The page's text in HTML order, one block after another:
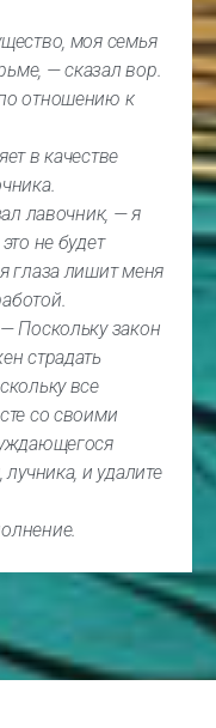
моя семья
— сказал вор.
отношению к
в качестве
лавочник, — я
не будет
глаза лишит меня
Поскольку закон
страдать
все
со своими
и удалите